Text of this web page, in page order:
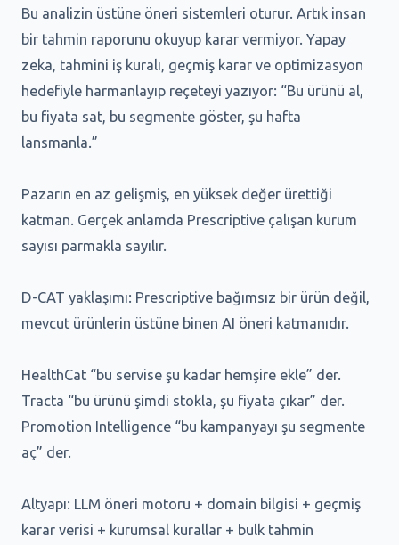
Bu analizin üstüne öneri sistemleri oturur. Artık insan
bir tahmin raporunu okuyup karar vermiyor. Yapay
zeka, tahmini iş kuralı, geçmiş karar ve optimizasyon
hedefiyle harmanlayıp reçeteyi yazıyor: “Bu ürünü al,
bu fiyata sat, bu segmente göster, şu hafta
lansmanla.”
Pazarın en az gelişmiş, en yüksek değer ürettiği
katman. Gerçek anlamda Prescriptive çalışan kurum
sayısı parmakla sayılır.
D-CAT yaklaşımı: Prescriptive bağımsız bir ürün değil,
mevcut ürünlerin üstüne binen AI öneri katmanıdır.
HealthCat “bu servise şu kadar hemşire ekle” der.
Tracta “bu ürünü şimdi stokla, şu fiyata çıkar” der.
Promotion Intelligence “bu kampanyayı şu segmente
aç” der.
Altyapı: LLM öneri motoru + domain bilgisi + geçmiş
karar verisi + kurumsal kurallar + bulk tahmin